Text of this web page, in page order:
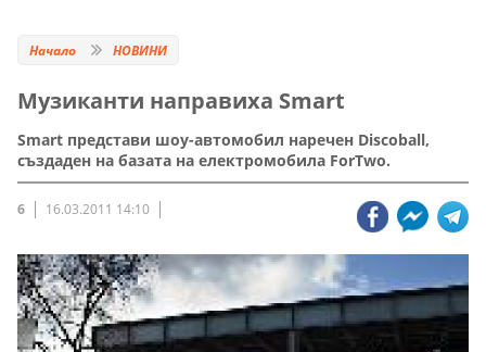
Начало НОВИНИ
Музиканти направиха Smart
Smart представи шоу-автомобил наречен Discoball,
създаден на базата на електромобила ForTwo.
6 16.03.2011 14:10